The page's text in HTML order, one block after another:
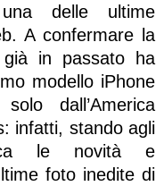
delle ultime
A confermare la
in passato ha
modello iPhone
dall’America
infatti, stando agli
le novità e
foto inedite di